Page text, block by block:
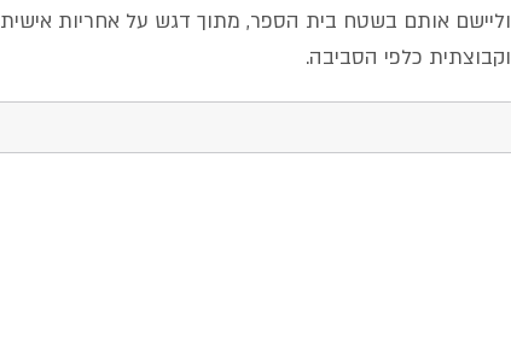
וליישם אותם בשטח בית הספר, מתוך דגש על אחריות אישית
וקבוצתית כלפי הסביבה.